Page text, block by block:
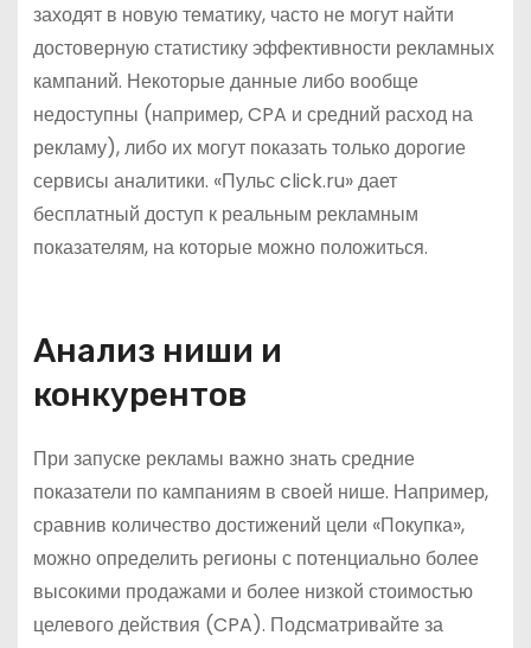
заходят в новую тематику, часто не могут найти
достоверную статистику эффективности рекламных
кампаний. Некоторые данные либо вообще
недоступны (например, CPA и средний расход на
рекламу), либо их могут показать только дорогие
сервисы аналитики. «Пульс click.ru» дает
бесплатный доступ к реальным рекламным
показателям, на которые можно положиться.
Анализ ниши и
конкурентов
При запуске рекламы важно знать средние
показатели по кампаниям в своей нише. Например,
сравнив количество достижений цели «Покупка»,
можно определить регионы с потенциально более
высокими продажами и более низкой стоимостью
целевого действия (CPA). Подсматривайте за